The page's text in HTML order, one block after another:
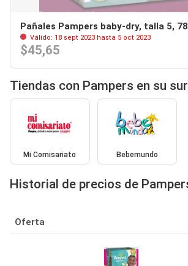
Pañales Pampers baby-dry, talla 5,
Válido: 18 sept 2023 hasta 5 oct 2023
$45,65
Tiendas con Pampers en su
Mi Comisariato Bebemundo
Historial de precios de
Oferta